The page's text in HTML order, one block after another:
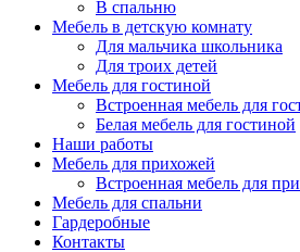
В спальню
Мебель в детскую комнату
Для мальчика школьника
Для троих детей
Мебель для гостиной
Встроенная мебель для
Белая мебель для гостиной
Наши работы
Мебель для прихожей
Встроенная мебель для
Мебель для спальни
Гардеробные
Контакты